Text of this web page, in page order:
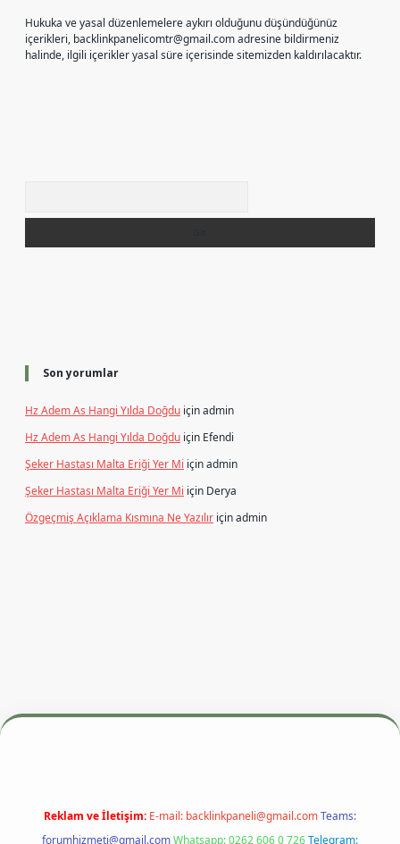
Hukuka ve yasal düzenlemelere aykırı olduğunu düşündüğünüz
içerikleri, backlinkpanelicomtr@gmail.comadresine bildirmeniz
halinde, ilgili içerikler yasal süre içerisinde sitemizden kaldırılacaktır.
Son yorumlar
Hz Adem As Hangi Yılda Doğdu içinadmin
Hz Adem As Hangi Yılda Doğdu için Efendi
Şeker Hastası Malta Eriği Yer Mi içinadmin
Şeker Hastası Malta Eriği Yer Mi için Derya
Özgeçmiş Açıklama Kısmına Ne Yazılır içinadmin
betexper.xyzm elexbet
Reklam ve İletişim: E-mail: backlinkpaneli@gmail.comTeams:
forumhizmeti@gmail.comWhatsapp: 0262 606 0 726Telegram: